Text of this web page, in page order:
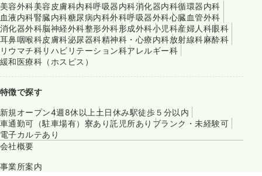
美容外科美容皮膚科内科呼吸器内科消化器内科循環器内科
血液内科腎臓内科糖尿病内科外科呼吸器外科心臓血管外科
消化器外科脳神経外科整形外科形成外科小児科産婦人科眼科
耳鼻咽喉科皮膚科泌尿器科精神科・心療内科放射線科麻酔科
リウマチ科リハビリテーション科アレルギー科
緩和医療科（ホスピス）
特徴で探す
新規オープン4週8休以上 土日休み駅徒歩５分以内
車通勤可（駐車場有） 寮あり託児所あり ブランク・未経験可
電子カルテあり
会社概要
事業所案内